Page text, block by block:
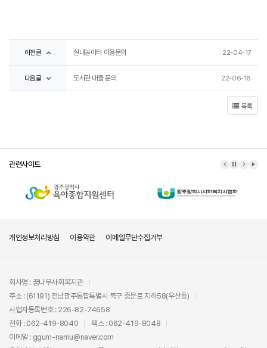
이전글 실내놀이터 이용문의 22-04-17
다음글 도서관 대출 문의 22-06-18
목록
관련사이트 이전 배너
배너 정지
다음 배
배
개인정보처리방침 이용약관 이메일무단수집거부
회사명 : 꿈나무사회복지관
주소 : (61191) 전남광주통합특별시 북구 중문로 지하58(우산동)
사업자등록번호 : 226-82-74658
전화 : 062-419-8040
팩스 : 062-419-8048
이메일 : ggum-namu@naver.com